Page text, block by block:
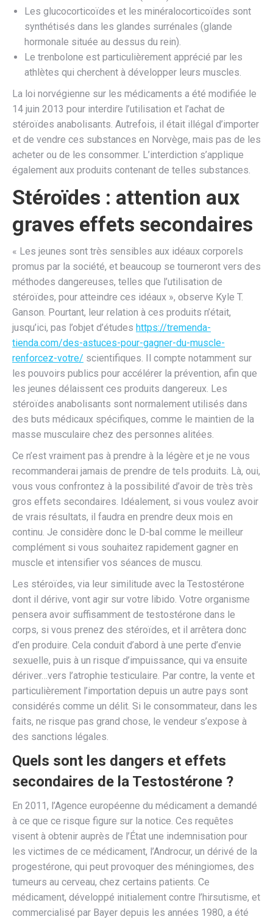
Les glucocorticoïdes et les minéralocorticoïdes sont
synthétisés dans les glandes surrénales (glande
hormonale située au dessus du rein).
Le trenbolone est particulièrement apprécié par les
athlètes qui cherchent à développer leurs muscles.
La loi norvégienne sur les médicaments a été modifiée le
14 juin 2013 pour interdire l’utilisation et l’achat de
stéroïdes anabolisants. Autrefois, il était illégal d’importer
et de vendre ces substances en Norvège, mais pas de les
acheter ou de les consommer. L’interdiction s’applique
également aux produits contenant de telles substances.
Stéroïdes : attention aux
graves effets secondaires
« Les jeunes sont très sensibles aux idéaux corporels
promus par la société, et beaucoup se tourneront vers des
méthodes dangereuses, telles que l’utilisation de
stéroïdes, pour atteindre ces idéaux », observe Kyle T.
Ganson. Pourtant, leur relation à ces produits n’était,
jusqu’ici, pas l’objet d’études https://tremenda-
tienda.com/des-astuces-pour-gagner-du-muscle-
renforcez-votre/ scientifiques. Il compte notamment sur
les pouvoirs publics pour accélérer la prévention, afin que
les jeunes délaissent ces produits dangereux. Les
stéroïdes anabolisants sont normalement utilisés dans
des buts médicaux spécifiques, comme le maintien de la
masse musculaire chez des personnes alitées.
Ce n’est vraiment pas à prendre à la légère et je ne vous
recommanderai jamais de prendre de tels produits. Là, oui,
vous vous confrontez à la possibilité d’avoir de très très
gros effets secondaires. Idéalement, si vous voulez avoir
de vrais résultats, il faudra en prendre deux mois en
continu. Je considère donc le D-bal comme le meilleur
complément si vous souhaitez rapidement gagner en
muscle et intensifier vos séances de muscu.
Les stéroïdes, via leur similitude avec la Testostérone
dont il dérive, vont agir sur votre libido. Votre organisme
pensera avoir suffisamment de testostérone dans le
corps, si vous prenez des stéroïdes, et il arrêtera donc
d’en produire. Cela conduit d’abord à une perte d’envie
sexuelle, puis à un risque d’impuissance, qui va ensuite
dériver…vers l’atrophie testiculaire. Par contre, la vente et
particulièrement l’importation depuis un autre pays sont
considérés comme un délit. Si le consommateur, dans les
faits, ne risque pas grand chose, le vendeur s’expose à
des sanctions légales.
Quels sont les dangers et effets
secondaires de la Testostérone ?
En 2011, l’Agence européenne du médicament a demandé
à ce que ce risque figure sur la notice. Ces requêtes
visent à obtenir auprès de l’État une indemnisation pour
les victimes de ce médicament, l’Androcur, un dérivé de la
progestérone, qui peut provoquer des méningiomes, des
tumeurs au cerveau, chez certains patients. Ce
médicament, développé initialement contre l’hirsutisme, et
commercialisé par Bayer depuis les années 1980, a été